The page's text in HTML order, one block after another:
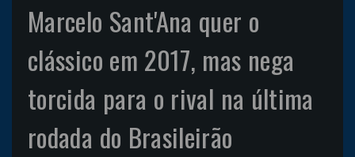
Marcelo Sant'Ana quer o
clássico em 2017, mas nega
torcida para o rival na última
rodada do Brasileirão